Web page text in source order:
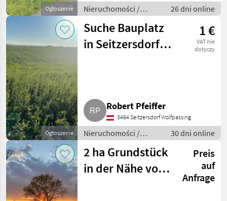
Ogłoszenie
Nieruchomości /
Działki
26 dni online
Ogłoszenie
Suche Bauplatz
in Seitzersdorf-
1 €
VAT nie
dotyczy
Robert Pfeiffer
3464 Seitzersdorf Wolfpassing
Nieruchomości /
Działki
30 dni online
2 ha Grundstück
in der Nähe von
Preis
auf
Anfrage